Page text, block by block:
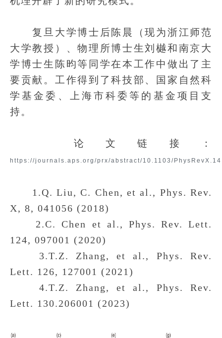
复旦大学博士后陈晨（现为浙江师范
大学教授）、物理所博士生刘樾和南京大
学博士生陈昀等同学在本工作中做出了主
要贡献。工作得到了科技部、国家自然科
学基金委、上海市科委等的基金项目支
持。
论文链接：
https://journals.aps.org/prx/abstract/10.1103/
1.Q. Liu, C. Chen, et al., Phys. Rev.
X, 8, 041056 (2018)
2.C. Chen et al., Phys. Rev. Lett.
124, 097001 (2020)
3.T.Z. Zhang, et al., Phys. Rev.
Lett. 126, 127001 (2021)
4.T.Z. Zhang, et al., Phys. Rev.
Lett. 130.206001 (2023)